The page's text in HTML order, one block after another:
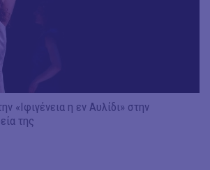
«Ιφιγένεια η εν Αυλίδι» στην
της